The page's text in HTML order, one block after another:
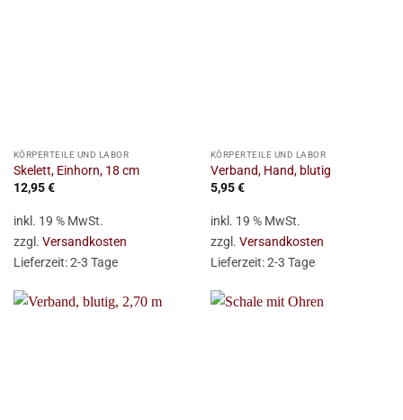
KÖRPERTEILE UND LABOR
Skelett, Einhorn, 18 cm
12,95€
inkl. 19 % MwSt.
zzgl. Versandkosten
Lieferzeit:2-3 Tage
KÖRPERTEILE UND LABOR
Verband, Hand, blutig
5,95€
inkl. 19 % MwSt.
zzgl. Versandkosten
Lieferzeit:2-3 Tage